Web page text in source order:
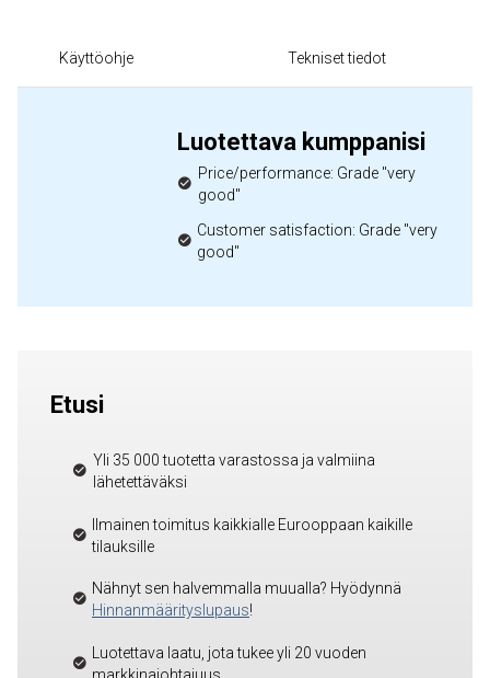
Käyttöohje Tekniset tiedot
Luotettava kumppanisi
Price/performance: Grade "very
good"
Customer satisfaction: Grade "very
good"
Etusi
Yli 35 000 tuotetta varastossa ja valmiina
lähetettäväksi
Ilmainen toimitus kaikkialle Eurooppaan kaikille
tilauksille
Nähnyt sen halvemmalla muualla? Hyödynnä
Hinnanmäärityslupaus!
Luotettava laatu, jota tukee yli 20 vuoden